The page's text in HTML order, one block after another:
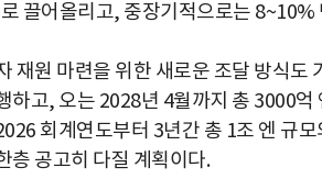
끌어올리고, 중장기적으로는
재원 마련을 위한 새로운 조달 방식도
하고, 오는 2028년 4월까지 총 3000
회계연도부터 3년간 총 1조 엔 규
층 공고히 다질 계획이다.